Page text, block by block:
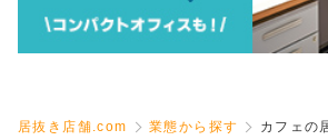
居抜き店舗.com 業態から探す カフェの